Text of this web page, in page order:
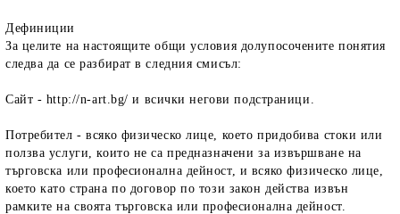
Дефиниции
За целите на настоящите общи условия долупосочените понятия
следва да се разбират в следния смисъл:
Сайт - http://n-art.bg/ и всички негови подстраници.
Потребител - всяко физическо лице, което придобива стоки или
ползва услуги, които не са предназначени за извършване на
търговска или професионална дейност, и всяко физическо лице,
което като страна по договор по този закон действа извън
рамките на своята търговска или професионална дейност.